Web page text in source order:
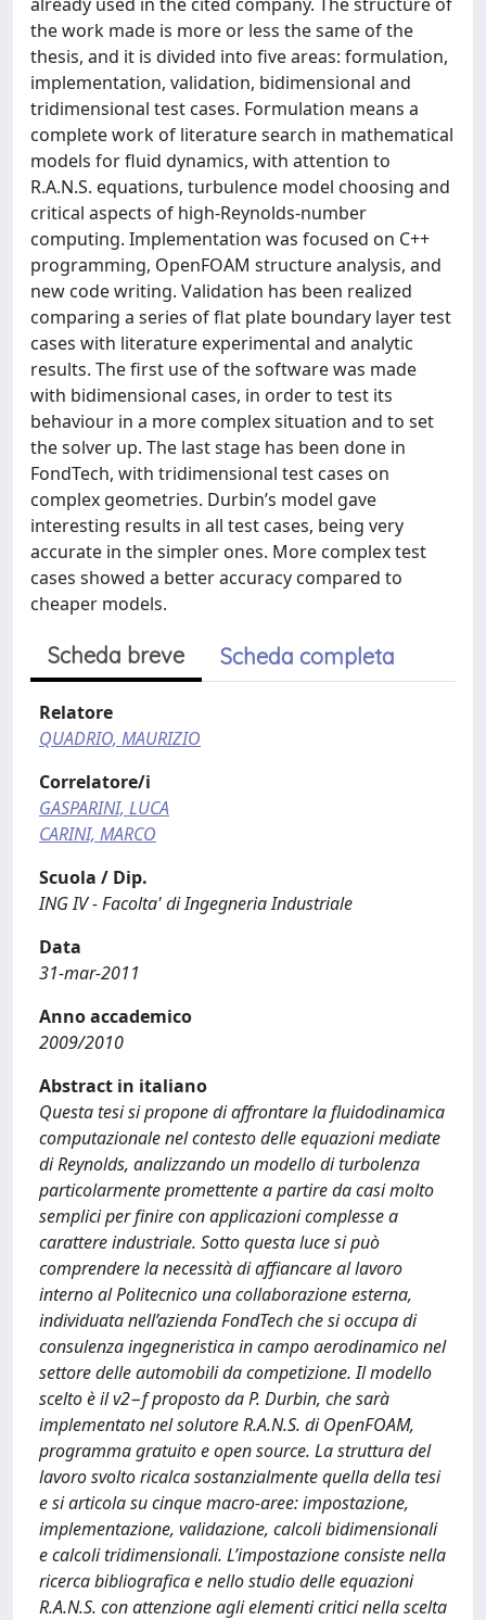
the work made is more or less the same of the
thesis, and it is divided into five areas: formulation,
implementation, validation, bidimensional and
tridimensional test cases. Formulation means a
complete work of literature search in mathematical
models for fluid dynamics, with attention to
R.A.N.S. equations, turbulence model choosing and
critical aspects of high-Reynolds-number
computing. Implementation was focused on C++
programming, OpenFOAM structure analysis, and
new code writing. Validation has been realized
comparing a series of flat plate boundary layer test
cases with literature experimental and analytic
results. The first use of the software was made
with bidimensional cases, in order to test its
behaviour in a more complex situation and to set
the solver up. The last stage has been done in
FondTech, with tridimensional test cases on
complex geometries. Durbin’s model gave
interesting results in all test cases, being very
accurate in the simpler ones. More complex test
cases showed a better accuracy compared to
cheaper models.
Scheda breve Scheda completa
Relatore
QUADRIO, MAURIZIO
Correlatore/i
GASPARINI, LUCA
CARINI, MARCO
Scuola / Dip.
ING IV - Facolta' di Ingegneria Industriale
Data
31-mar-2011
Anno accademico
2009/2010
Abstract in italiano
Questa tesi si propone di affrontare la fluidodinamica
computazionale nel contesto delle equazioni mediate
di Reynolds, analizzando un modello di turbolenza
particolarmente promettente a partire da casi molto
semplici per finire con applicazioni complesse a
carattere industriale. Sotto questa luce si può
comprendere la necessità di affiancare al lavoro
interno al Politecnico una collaborazione esterna,
individuata nell’azienda FondTech che si occupa di
consulenza ingegneristica in campo aerodinamico nel
settore delle automobili da competizione. Il modello
scelto è il v2−f proposto da P. Durbin, che sarà
implementato nel solutore R.A.N.S. di OpenFOAM,
programma gratuito e open source. La struttura del
lavoro svolto ricalca sostanzialmente quella della tesi
e si articola su cinque macro-aree: impostazione,
implementazione, validazione, calcoli bidimensionali
e calcoli tridimensionali. L’impostazione consiste nella
ricerca bibliografica e nello studio delle equazioni
R.A.N.S. con attenzione agli elementi critici nella scelta